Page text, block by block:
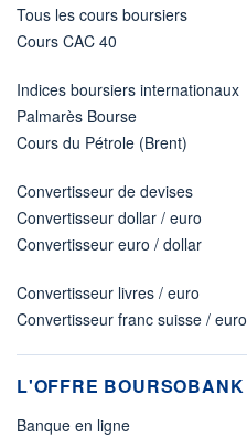
Tous les cours boursiers
Cours CAC 40
Indices boursiers internationaux
Palmarès Bourse
Cours du Pétrole (Brent)
Convertisseur de devises
Convertisseur dollar / euro
Convertisseur euro / dollar
Convertisseur livres / euro
Convertisseur franc suisse / euro
L'OFFRE BOURSOBANK
Banque en ligne